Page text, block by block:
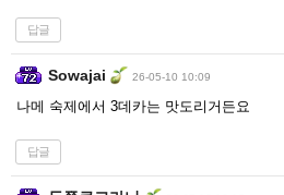
답글
Sowajai 26-05-10 10:09
나메 숙제에서 3데카는 맛도리거든요
답글